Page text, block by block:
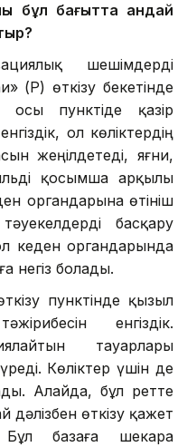
бұл бағытта қандай
шешімдерді
өткізу бекетінде
пунктіде қазір
ол көліктердің
жеңілдетеді, яғни,
қосымша арқылы
органдарына өтініш
басқару
кеден органдарында
негіз болады.
пунктінде қызыл
енгіздік.
тауарлары
Көліктер үшін де
Алайда, бұл ретте
дәлізбен өткізу қажет
базаға шекара